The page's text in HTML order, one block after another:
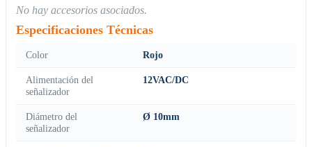
No hay accesorios asociados.
Especificaciones Técnicas
Color Rojo
Alimentación del
señalizador
12VAC/DC
Diámetro del
señalizador
Ø 10mm